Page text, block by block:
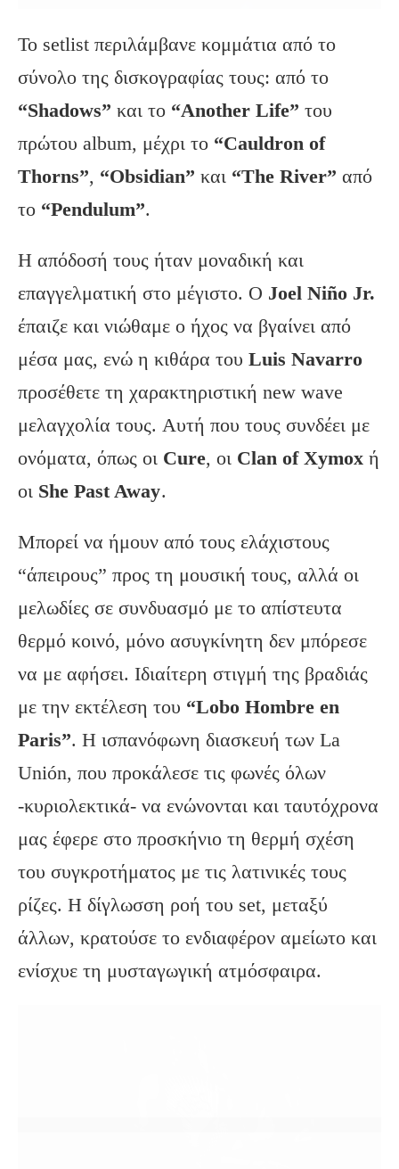
Το setlist περιλάμβανε κομμάτια από το
σύνολο της δισκογραφίας τους: από το
“Shadows” και το “Another Life” του
πρώτου album, μέχρι το “Cauldron of
Thorns”, “Obsidian” και “The River” από
το “Pendulum”.
Η απόδοσή τους ήταν μοναδική και
επαγγελματική στο μέγιστο. Ο Joel Niño Jr.
έπαιζε και νιώθαμε ο ήχος να βγαίνει από
μέσα μας, ενώ η κιθάρα του Luis Navarro
προσέθετε τη χαρακτηριστική new wave
μελαγχολία τους. Aυτή που τους συνδέει με
ονόματα, όπως οι Cure, οι Clan of Xymox ή
οι She Past Away.
Μπορεί να ήμουν από τους ελάχιστους
“άπειρους” προς τη μουσική τους, αλλά οι
μελωδίες σε συνδυασμό με το απίστευτα
θερμό κοινό, μόνο ασυγκίνητη δεν μπόρεσε
να με αφήσει. Ιδιαίτερη στιγμή της βραδιάς
με την εκτέλεση του “Lobo Hombre en
Paris”. Η ισπανόφωνη διασκευή των La
Unión, που προκάλεσε τις φωνές όλων
-κυριολεκτικά- να ενώνονται και ταυτόχρονα
μας έφερε στο προσκήνιο τη θερμή σχέση
του συγκροτήματος με τις λατινικές τους
ρίζες. Η δίγλωσση ροή του set, μεταξύ
άλλων, κρατούσε το ενδιαφέρον αμείωτο και
ενίσχυε τη μυσταγωγική ατμόσφαιρα.